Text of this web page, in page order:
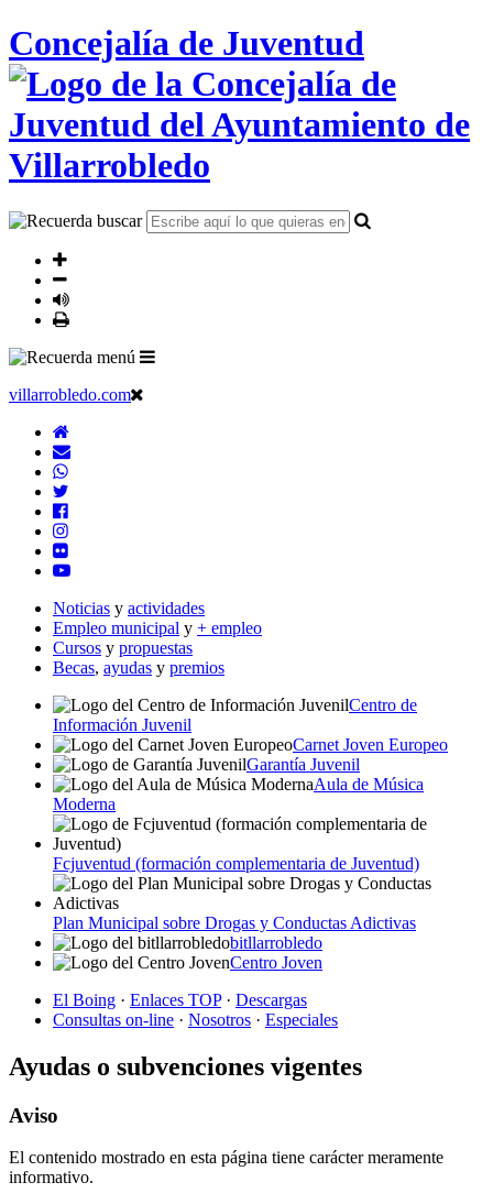
Concejalía de Juventud
villarrobledo.com
Noticias y actividades
Empleo municipal y + empleo
Cursos y propuestas
Becas, ayudas y premios
Centro de
Información Juvenil
Carnet Joven Europeo
Garantía Juvenil
Aula de Música
Moderna
Fcjuventud (formación complementaria de Juventud)
Plan Municipal sobre Drogas y Conductas Adictivas
bitllarrobledo
Centro Joven
El Boing · Enlaces TOP· Descargas
Consultas on-line · Nosotros · Especiales
Ayudas o subvenciones vigentes
Aviso
El contenido mostrado en esta página tiene carácter meramente
informativo.